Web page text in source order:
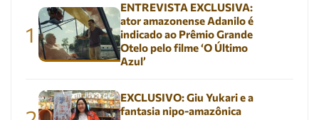
1
ENTREVISTA EXCLUSIVA:
ator amazonense Adanilo é
indicado ao Prêmio Grande
Otelo pelo filme ‘O Último
Azul’
EXCLUSIVO: Giu Yukari e a
fantasia nipo-amazônica